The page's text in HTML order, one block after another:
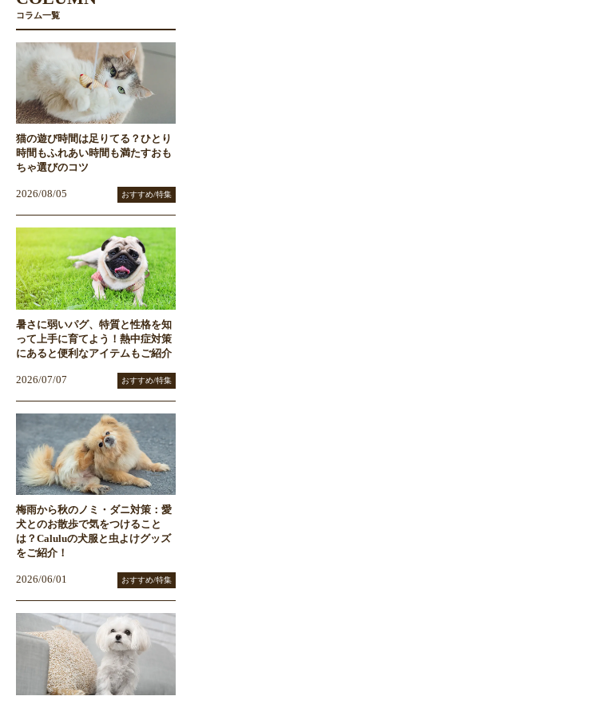
コラム一覧
猫の遊び時間は足りてる？ひとり
時間もふれあい時間も満たすおも
ちゃ選びのコツ
2026/08/05 おすすめ/特集
暑さに弱いパグ、特質と性格を知
って上手に育てよう！熱中症対策
にあると便利なアイテムもご紹介
2026/07/07 おすすめ/特集
梅雨から秋のノミ・ダニ対策：愛
犬とのお散歩で気をつけること
は？Caluluの犬服と虫よけグッズ
をご紹介！
2026/06/01 おすすめ/特集